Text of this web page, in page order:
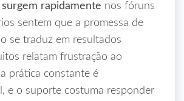
surgem rapidamente nos fóruns
sentem que a promessa de
se traduz em resultados
relatam frustração ao
prática constante é
e o suporte costuma responder